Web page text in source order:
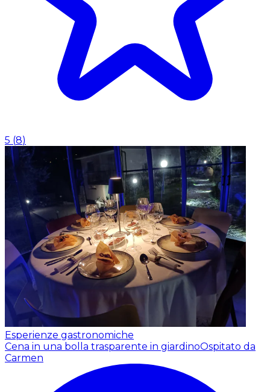
5 (8)
Esperienze gastronomiche
Cena in una bolla trasparente in giardinoOspitato da
Carmen